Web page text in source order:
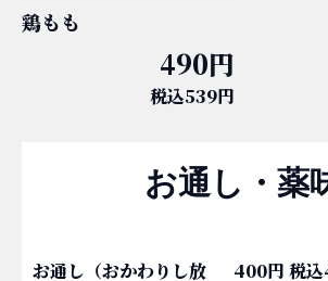
鶏もも
490円
税込539円
お通し・薬
お通し（おかわりし放
400円 税